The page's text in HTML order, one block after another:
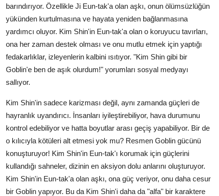
barındırıyor. Özellikle Ji Eun-tak'a olan aşkı, onun ölümsüzlüğün
yükünden kurtulmasına ve hayata yeniden bağlanmasına
yardımcı oluyor. Kim Shin'in Eun-tak'a olan o koruyucu tavırları,
ona her zaman destek olması ve onu mutlu etmek için yaptığı
fedakarlıklar, izleyenlerin kalbini ısıtıyor. "Kim Shin gibi bir
Goblin'e ben de aşık olurdum!" yorumları sosyal medyayı
sallıyor.
Kim Shin'in sadece karizması değil, aynı zamanda güçleri de
hayranlık uyandırıcı. İnsanları iyileştirebiliyor, hava durumunu
kontrol edebiliyor ve hatta boyutlar arası geçiş yapabiliyor. Bir de
o kılıcıyla kötüleri alt etmesi yok mu? Resmen Goblin gücünü
konuşturuyor! Kim Shin'in Eun-tak'ı korumak için güçlerini
kullandığı sahneler, dizinin en aksiyon dolu anlarını oluşturuyor.
Kim Shin'in Eun-tak'a olan aşkı, ona güç veriyor, onu daha cesur
bir Goblin yapıyor. Bu da Kim Shin'i daha da "alfa" bir karaktere